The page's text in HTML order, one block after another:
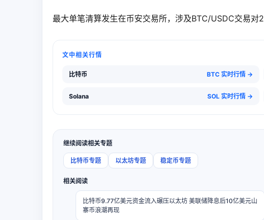
最大单笔清算发生在币安交易所，涉及BTC/USDC交易对
文中相关行情
比特币 BTC 实时行情 →
Solana SOL 实时行情 →
继续阅读相关专题
比特币专题 以太坊专题 稳定币专题
相关阅读
比特币9.77亿美元资金流入碾压以太坊 美联储降息后10亿美元山
寨币浪潮再现